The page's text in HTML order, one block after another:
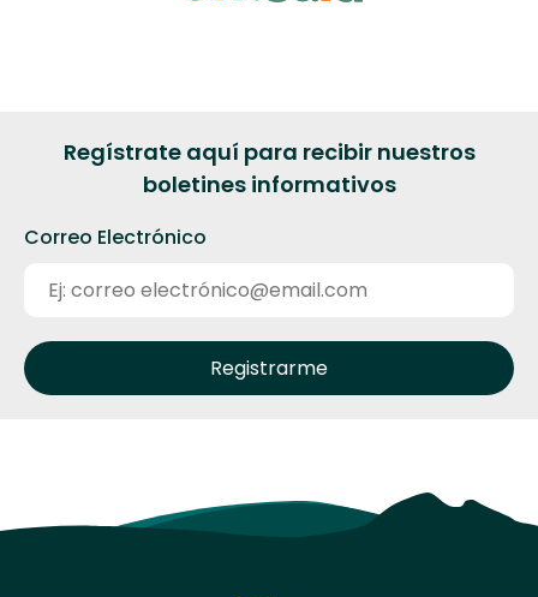
Regístrate aquí para recibir nuestros
boletines informativos
Correo Electrónico